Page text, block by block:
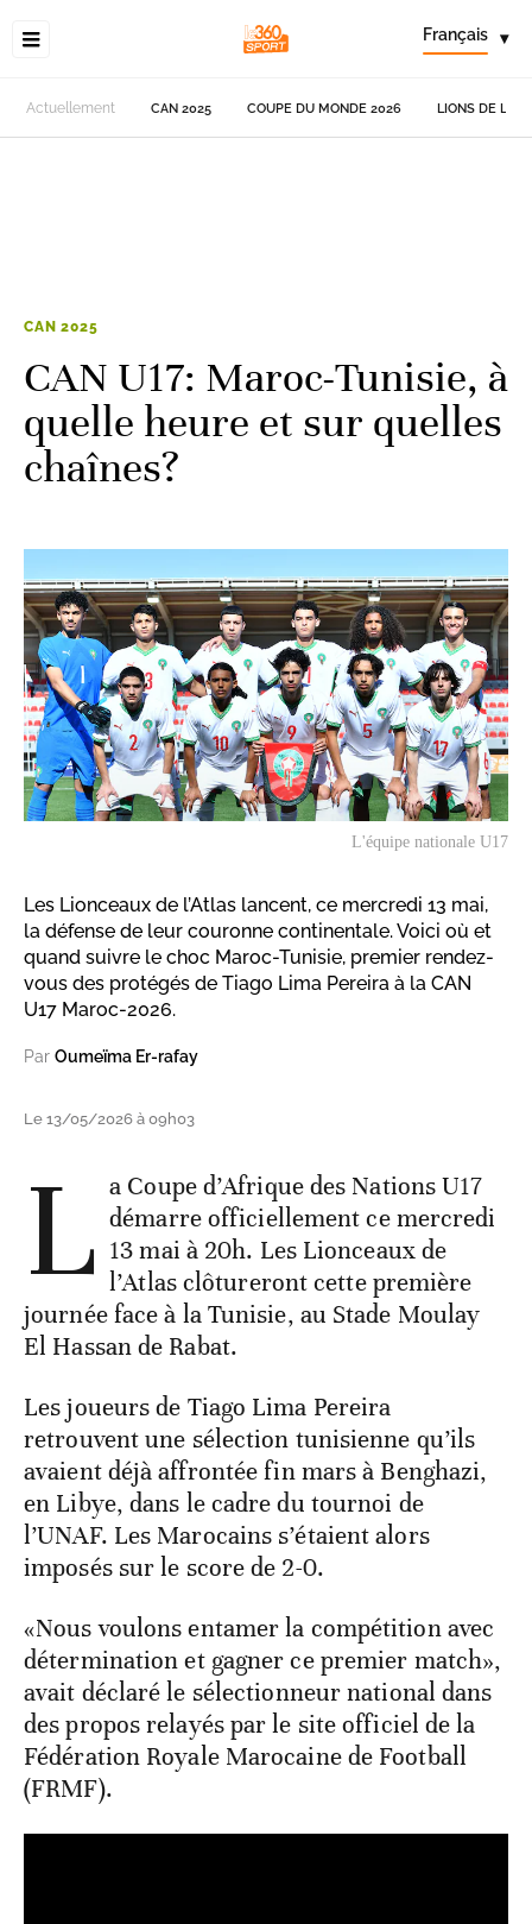
Français ▾
Actuellement CAN 2025 COUPE DU MONDE 2026 LIONS DE
CAN 2025
CAN U17: Maroc-Tunisie, à
quelle heure et sur quelles
chaînes?
L'équipe nationale U17
Les Lionceaux de l’Atlas lancent, ce mercredi 13 mai,
la défense de leur couronne continentale. Voici où et
quand suivre le choc Maroc-Tunisie, premier rendez-
vous des protégés de Tiago Lima Pereira à la CAN
U17 Maroc-2026.
Par Oumeïma Er-rafay
Le 13/05/2026 à 09h03
L a Coupe d’Afrique des Nations U17
démarre officiellement ce mercredi
13 mai à 20h. Les Lionceaux de
l’Atlas clôtureront cette première
journée face à la Tunisie, au Stade Moulay
El Hassan de Rabat.
Les joueurs de Tiago Lima Pereira
retrouvent une sélection tunisienne qu’ils
avaient déjà affrontée fin mars à Benghazi,
en Libye, dans le cadre du tournoi de
l’UNAF. Les Marocains s’étaient alors
imposés sur le score de 2-0.
«Nous voulons entamer la compétition avec
détermination et gagner ce premier match»,
avait déclaré le sélectionneur national dans
des propos relayés par le site officiel de la
Fédération Royale Marocaine de Football
(FRMF).